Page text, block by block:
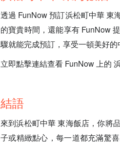
透過 FunNow 預訂浜松町中華 東
的寶貴時間，還能享有 FunNow
驟就能完成預訂，享受一頓美好
立即點擊連結查看 FunNow 上的
結語
來到浜松町中華 東海飯店，你將
子或精緻點心，每一道都充滿驚